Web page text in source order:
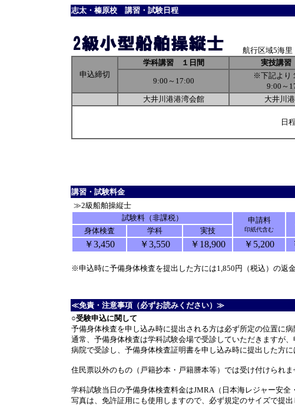
志太・榛原校 講習・試験日程
航行区域5海里
申込締切
学科講習 １日間 実技講
9:00～17:00
※下記より
9:00～
大井川港港湾会館
大井川
日
講習・試験料金
≫2級船舶操縦士
試験料（非課税）
申請料
印紙代含む
身体検査 学科 実技
￥3,450 ￥3,550 ￥18,900 ￥5,200
※申込時に予備身体検査を提出した方には1,850円（税込）の返
≪免責・注意事項（必ずお読みください）≫
○受験申込に関して
予備身体検査を申し込み時に提出される方は必ず所定の位置に病
通常、予備身体検査は学科試験会場で受診していただきますが
病院で受診し、予備身体検査証明書を申し込み時に提出した方
住民票以外のもの（戸籍抄本・戸籍謄本等）では受け付けられ
学科試験当日の予備身体検査料金はJMRA（日本海レジャー安
写真は、免許証用にも使用しますので、必ず規定のサイズで提出